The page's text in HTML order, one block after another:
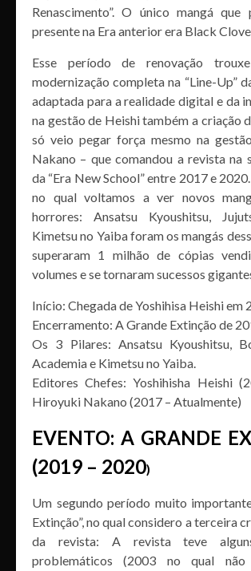
Renascimento”. O único mangá que
presente na Era anterior era Black
Esse período de renovação
modernização completa na “Line-Up”
adaptada para a realidade digital e da
na gestão de Heishi também a criação
só veio pegar força mesmo na
Nakano – que comandou a revista na
da “Era New School” entre 2017 e
no qual voltamos a ver novos
horrores: Ansatsu Kyoushitsu,
Kimetsu no Yaiba foram os mangás
superaram 1 milhão de cópias
volumes e se tornaram sucessos
Início: Chegada de Yoshihisa Heishi em
Encerramento: A Grande Extinção de
Os 3 Pilares: Ansatsu Kyoushitsu,
Academia e Kimetsu no Yaiba.
Editores Chefes: Yoshihisha Heishi
Hiroyuki Nakano (2017 – Atualmente)
EVENTO: A GRANDE
(2019 – 2020)
Um segundo período muito
Extinção”, no qual considero a terceira
da revista: A revista teve
problemáticos (2003 no qual não